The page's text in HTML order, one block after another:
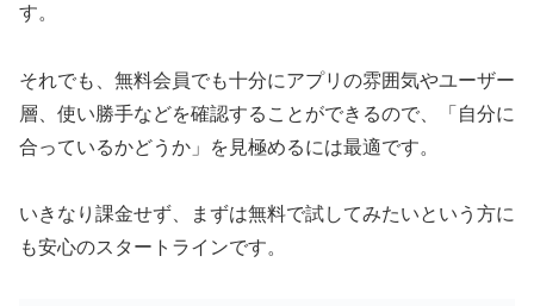
す。
それでも、無料会員でも十分にアプリの雰囲気やユーザー
層、使い勝手などを確認することができるので、「自分に
合っているかどうか」を見極めるには最適です。
いきなり課金せず、まずは無料で試してみたいという方に
も安心のスタートラインです。